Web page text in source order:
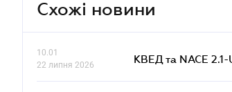
Схожі новини
10.01
22 липня 2026
КВЕД та NACE 2.1-